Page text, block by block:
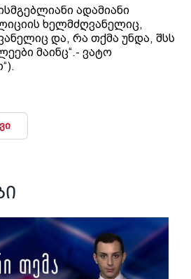
ადამიანი
ხელმძღვანელიც,
და, რა თქმა უნდა, შსს
მაინც“.- ვატო